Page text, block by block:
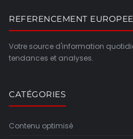
REFERENCEMENT
Votre source d'information
tendances et analyses.
CATÉGORIES
Contenu optimisé